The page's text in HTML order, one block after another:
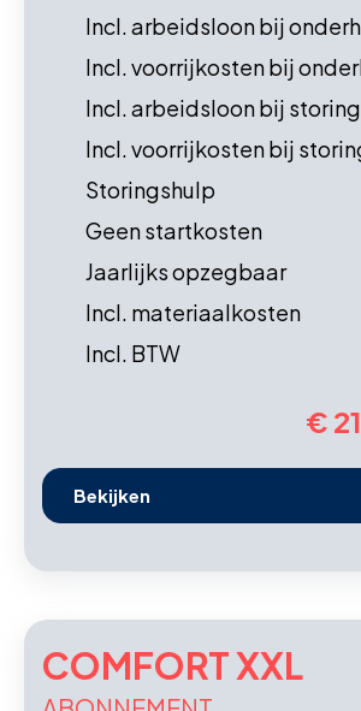
Incl. arbeidsloon bij
Incl. voorrijkosten bij
Incl. arbeidsloon bij storing
Incl. voorrijkosten bij
Storingshulp
Geen startkosten
Jaarlijks opzegbaar
Incl. materiaalkosten
Incl. BTW
€
Bekijken
COMFORT XXL